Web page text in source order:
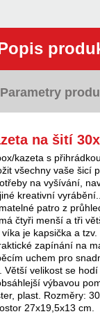
Parametry
na šití
kazeta s
všechny vaše šicí
na vyšívání,
kreativní
patro z
čtyři menší a tři
je kapsička a tzv.
zapínání na
uchem pro
Větší velikost se
výbavou
plast. Rozměry:
27x19,5x13 cm.